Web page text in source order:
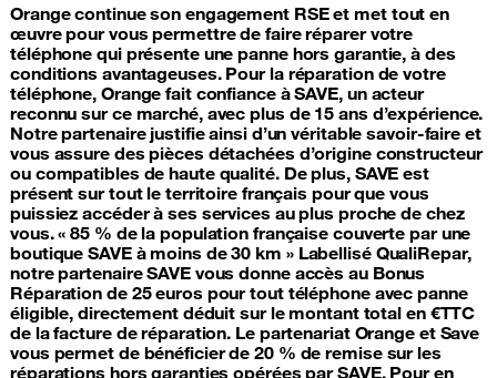
Orange continue son engagement RSE et met tout en
œuvre pour vous permettre de faire réparer votre
téléphone qui présente une panne hors garantie, à des
conditions avantageuses. Pour la réparation de votre
téléphone, Orange fait confiance à SAVE, un acteur
reconnu sur ce marché, avec plus de 15 ans d’expérience.
Notre partenaire justifie ainsi d’un véritable savoir-faire et
vous assure des pièces détachées d’origine constructeur
ou compatibles de haute qualité. De plus, SAVE est
présent sur tout le territoire français pour que vous
puissiez accéder à ses services au plus proche de chez
vous. « 85 % de la population française couverte par une
boutique SAVE à moins de 30 km » Labellisé QualiRepar,
notre partenaire SAVE vous donne accès au Bonus
Réparation de 25 euros pour tout téléphone avec panne
éligible, directement déduit sur le montant total en €TTC
de la facture de réparation. Le partenariat Orange et Save
vous permet de bénéficier de 20 % de remise sur les
réparations hors garanties opérées par SAVE. Pour en